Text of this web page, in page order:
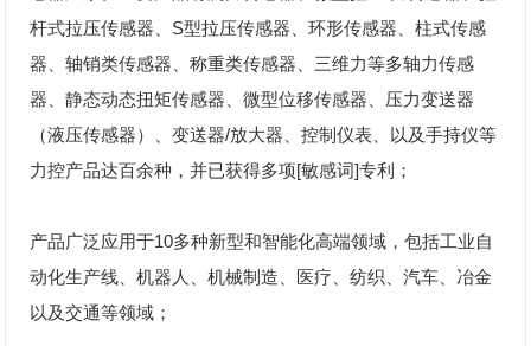
杆式拉压传感器、S型拉压传感器、环形传感器、柱式传感
器 、轴销类传感器、称重类传感器、三维力等多轴力传感
器、静态动态扭矩传感器 、微型位移传感器、 压力变送器
（液压传感器）、变送器/放大器、控制仪表、以及手持仪等
力控产品达百余种，并已获得多项[敏感词]专利；
产品广泛应用于10多种新型和智能化高端领域，包括工业自
动化生产线、机器人
、机械制造、医疗、纺织、汽车、冶金
以及交通等领域；